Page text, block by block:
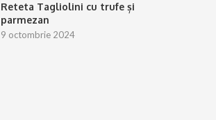
Reteta Tagliolini cu trufe și
parmezan
9 octombrie 2024